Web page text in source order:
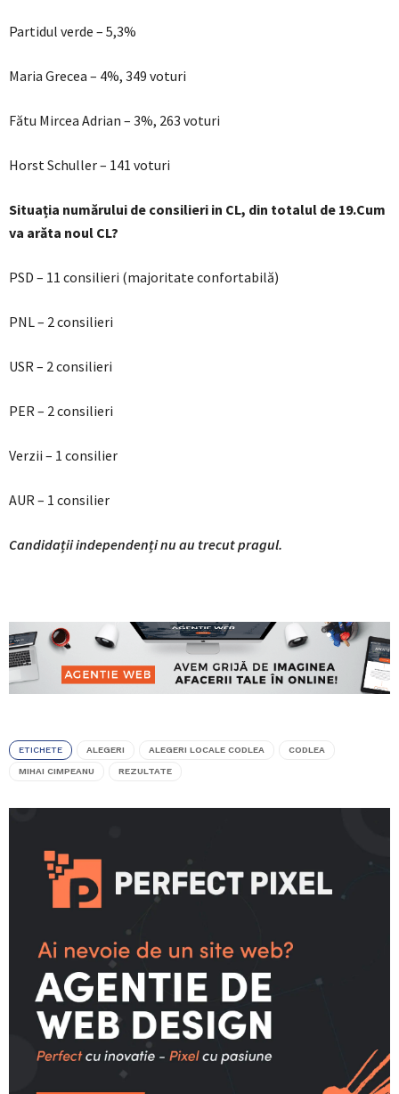
Partidul verde – 5,3%
Maria Grecea – 4%, 349 voturi
Fătu Mircea Adrian – 3%, 263 voturi
Horst Schuller – 141 voturi
Situația numărului de consilieri in CL, din totalul de 19.Cum
va arăta noul CL?
PSD – 11 consilieri (majoritate confortabilă)
PNL – 2 consilieri
USR – 2 consilieri
PER – 2 consilieri
Verzii – 1 consilier
AUR – 1 consilier
Candidații independenți nu au trecut pragul.
ETICHETE ALEGERI ALEGERI LOCALE CODLEA CODLEA
MIHAI CIMPEANU REZULTATE